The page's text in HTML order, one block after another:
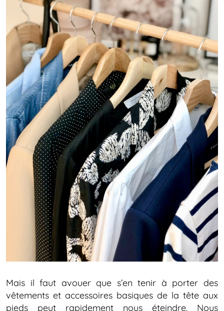
Mais il faut avouer que s’en tenir à porter des
vêtements et accessoires basiques de la tête aux
pieds peut rapidement nous éteindre. Nous